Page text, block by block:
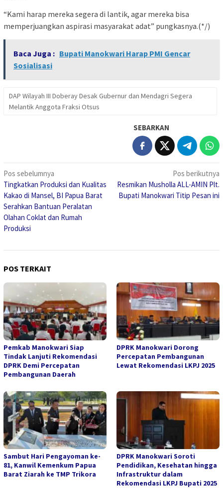
“Kami harap mereka segera di lantik, agar mereka bisa
memperjuangkan aspirasi masyarakat adat” pungkasnya.(*/)
Baca Juga : Bupati Manokwari Harap PMI Gencar
Sosialisasi
DAP Wilayah III Doberay Desak Gubernur dan Mendagri Segera
Melantik Anggota Fraksi Otsus
SEBARKAN
Navigasi
pos
Pos sebelumnya
Tingkatkan Produksi dan Kualitas
Kakao di Mansel, BI Papua Barat
Serahkan Bantuan Peralatan
Olahan Coklat dan Rumah
Produksi
Pos berikutnya
Resmikan Musholla ALL-AMIN Plt.
Bupati Manokwari Titip Pesan ini
POS TERKAIT
Pemkab Manokwari Siap
Tindak Lanjuti Rekomendasi
DPRK Demi Percepatan
Pembangunan Daerah
DPRK Manokwari Dorong
Percepatan Pembangunan
Lewat Rekomendasi LKPJ 2025
Sambut Hari Pengayoman ke-
81, Kanwil Kemenkum Papua
Barat Ziarah ke TMP Trikora
DPRK Manokwari Soroti
Pendidikan, Kesehatan hingga
Infrastruktur dalam
Rekomendasi LKPJ Bupati 2025